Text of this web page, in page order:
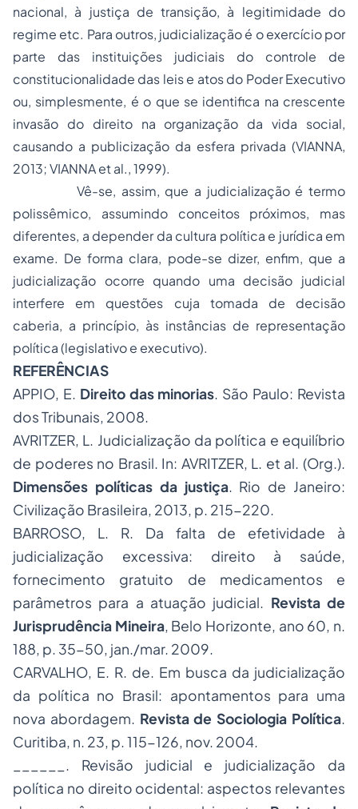
nacional, à justiça de transição, à legitimidade do
regime etc. Para outros, judicialização é o exercício por
parte das instituições judiciais do controle de
constitucionalidade das leis e atos do Poder Executivo
ou, simplesmente, é o que se identifica na crescente
invasão do direito na organização da vida social,
causando a publicização da esfera privada (VIANNA,
2013; VIANNA et al., 1999).
Vê-se, assim, que a judicialização é termo
polissêmico, assumindo conceitos próximos, mas
diferentes, a depender da cultura política e jurídica em
exame. De forma clara, pode-se dizer, enfim, que a
judicialização ocorre quando uma decisão judicial
interfere em questões cuja tomada de decisão
caberia, a princípio, às instâncias de representação
política (legislativo e executivo).
REFERÊNCIAS
APPIO, E. Direito das minorias. São Paulo: Revista
dos Tribunais, 2008.
AVRITZER, L. Judicialização da política e equilíbrio
de poderes no Brasil. In: AVRITZER, L. et al. (Org.).
Dimensões políticas da justiça. Rio de Janeiro:
Civilização Brasileira, 2013, p. 215-220.
BARROSO, L. R. Da falta de efetividade à
judicialização excessiva: direito à saúde,
fornecimento gratuito de medicamentos e
parâmetros para a atuação judicial. Revista de
Jurisprudência Mineira, Belo Horizonte, ano 60, n.
188, p. 35-50, jan./mar. 2009.
CARVALHO, E. R. de. Em busca da judicialização
da política no Brasil: apontamentos para uma
nova abordagem. Revista deSociologia Política.
Curitiba, n. 23, p. 115-126, nov. 2004.
______. Revisão judicial e judicialização da
política no direito ocidental: aspectos relevantes